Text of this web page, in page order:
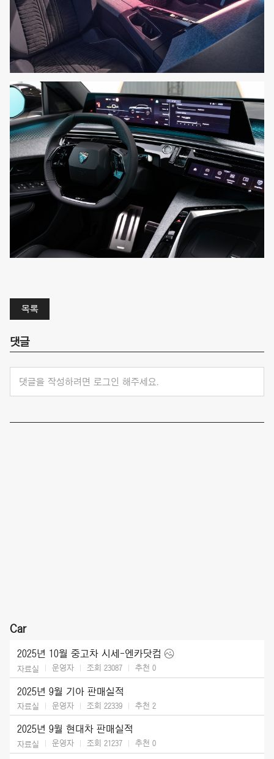
목록
댓글
댓글을 작성하려면 로그인 해주세요.
Car
2025년 10월 중고차 시세-엔카닷컴
자료실 운영자 조회 23087 추천 0
2025년 9월 기아 판매실적
자료실 운영자 조회 22339 추천 2
2025년 9월 현대차 판매실적
자료실 운영자 조회 21237 추천 0